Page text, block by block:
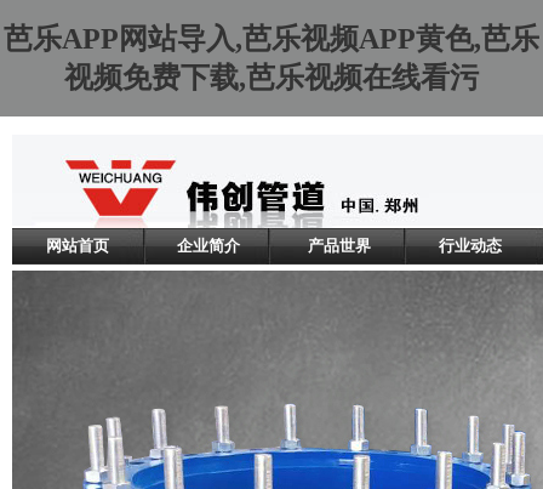
芭乐APP网站导入,芭乐视频APP黄色,芭乐
视频免费下载,芭乐视频在线看污
网站首页 企业简介 产品世界 行业动态